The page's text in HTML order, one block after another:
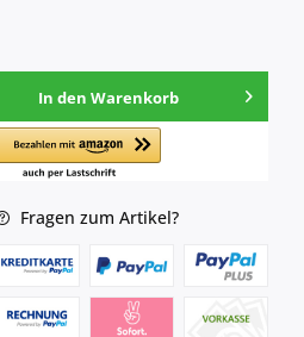
In den Warenkorb
Fragen zum Artikel?